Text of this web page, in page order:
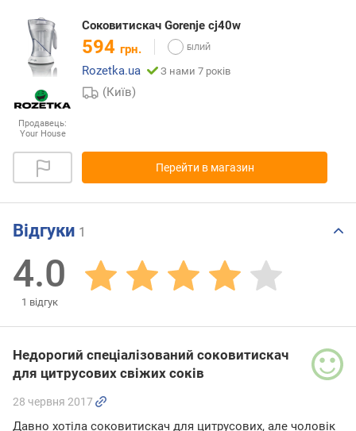
Продавець:
Your House
Соковитискач Gorenje cj40w
594 грн.
Rozetka.ua
З нами 7 років
(Київ)
Перейти в магазин
Відгуки 1
4.0
1 відгук
Недорогий спеціалізований соковитискач
для цитрусових свіжих соків
28 червня 2017
Давно хотіла соковитискач для цитрусових, але чоловік